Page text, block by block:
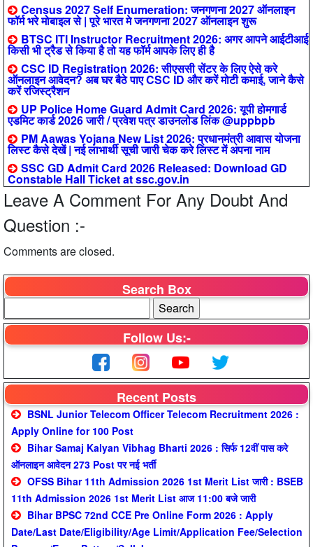
Census 2027 Self Enumeration: जनगणना 2027 ऑनलाइन
फॉर्म भरे मोबाइल से | पूरे भारत मे जनगणना 2027 ऑनलाइन शुरू
BTSC ITI Instructor Recruitment 2026: अगर आपने आईटीआई
किसी भी ट्रैड से किया है तो यह फॉर्म आपके लिए ही है
CSC ID Registration 2026: सीएससी सेंटर के लिए ऐसे करे
ऑनलाइन आवेदन? अब घर बैठे पाए CSC ID और करें मोटी कमाई, जाने कैसे
करें रजिस्ट्रैशन
UP Police Home Guard Admit Card 2026: यूपी होमगार्ड
एडमिट कार्ड 2026 जारी / प्रवेश पत्र डाउनलोड लिंक @uppbpb
PM Aawas Yojana New List 2026: प्रधानमंत्री आवास योजना
लिस्ट कैसे देखें | नई लाभार्थी सूची जारी चेक करे लिस्ट में अपना नाम
SSC GD Admit Card 2026 Released: Download GD
Constable Hall Ticket at ssc.gov.in
Leave A Comment For Any Doubt And
Question :-
Comments are closed.
Search Box
Follow Us:-
Recent Posts
BSNL Junior Telecom Officer Telecom Recruitment 2026 :
Apply Online for 100 Post
Bihar Samaj Kalyan Vibhag Bharti 2026 : सिर्फ 12वीं पास करे
ऑनलाइन आवेदन 273 Post पर नई भर्ती
OFSS Bihar 11th Admission 2026 1st Merit List जारी : BSEB
11th Admission 2026 1st Merit List आज 11:00 बजे जारी
Bihar BPSC 72nd CCE Pre Online Form 2026 : Apply
Date/Last Date/Eligibility/Age Limit/Application Fee/Selection